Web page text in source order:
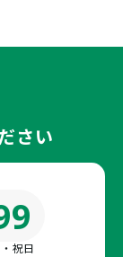
さい
祝日